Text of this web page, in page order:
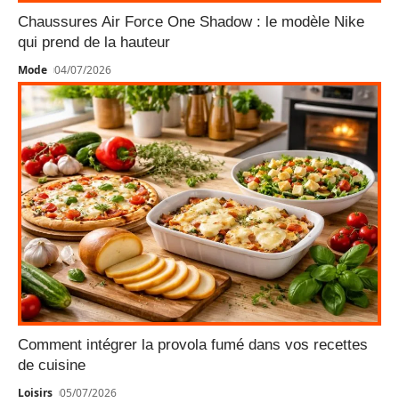
Chaussures Air Force One Shadow : le modèle Nike
qui prend de la hauteur
Mode 04/07/2026
Comment intégrer la provola fumé dans vos recettes
de cuisine
Loisirs 05/07/2026